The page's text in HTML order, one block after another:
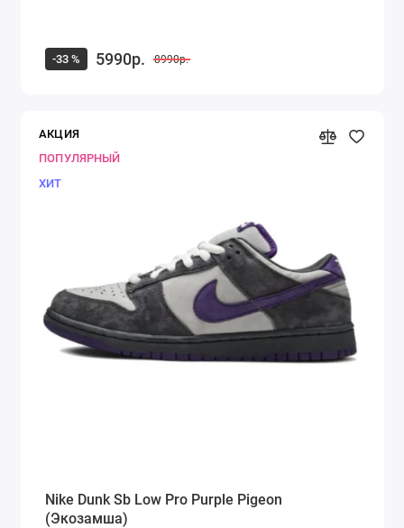
-33 % 5990р. 8990р.
АКЦИЯ
ПОПУЛЯРНЫЙ
ХИТ
Nike Dunk Sb Low Pro Purple Pigeon
(Экозамша)